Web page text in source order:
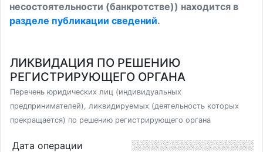
несостоятельности (банкротстве)) находится в
разделе публикации сведений.
ЛИКВИДАЦИЯ ПО РЕШЕНИЮ
РЕГИСТРИРУЮЩЕГО ОРГАНА
Перечень юридических лиц (индивидуальных
предпринимателей), ликвидируемых (деятельность которых
прекращается) по решению регистрирующего органа
Дата операции